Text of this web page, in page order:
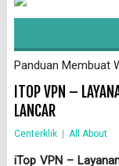
Panduan Membuat
ITOP VPN –
LANCAR
Centerklik All About
iTop VPN –